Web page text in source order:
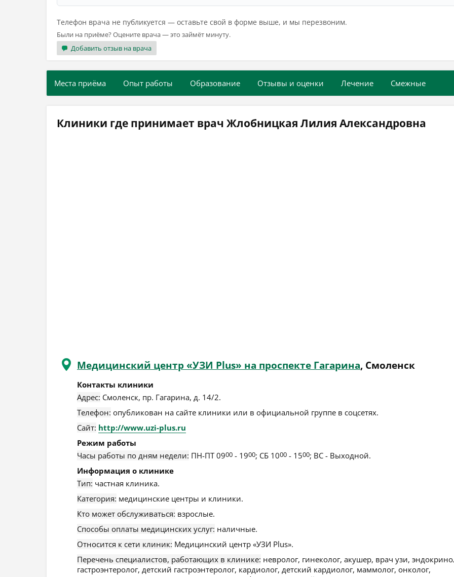
Телефон врача не публикуется — оставьте свой в форме выше, и мы перезвоним.
Были на приёме? Оцените врача — это займёт минуту.
Добавить отзыв на врача
Места приёма Опыт работы Образование Отзывы и оценки Лечение Смежные
Клиники где принимает врач Жлобницкая Лилия Александровна
Медицинский центр «УЗИ Plus» на проспекте Гагарина, Смоленск
Контакты клиники
Адрес: Смоленск, пр. Гагарина, д. 14/2.
Телефон: опубликован на сайте клиники или в официальной группе в соцсетях.
Сайт: http://www.uzi-plus.ru
Режим работы
Часы работы по дням недели: ПН-ПТ 0900 - 1900; СБ 1000 - 1500; ВС - Выходной.
Информация о клинике
Тип: частная клиника.
Категория: медицинские центры и клиники.
Кто может обслуживаться: взрослые.
Способы оплаты медицинских услуг: наличные.
Относится к сети клиник: Медицинский центр «УЗИ Plus».
Перечень специалистов, работающих в клинике: невролог, гинеколог, акушер, врач узи,
гастроэнтеролог, детский гастроэнтеролог, кардиолог, детский кардиолог, маммолог, онколог,